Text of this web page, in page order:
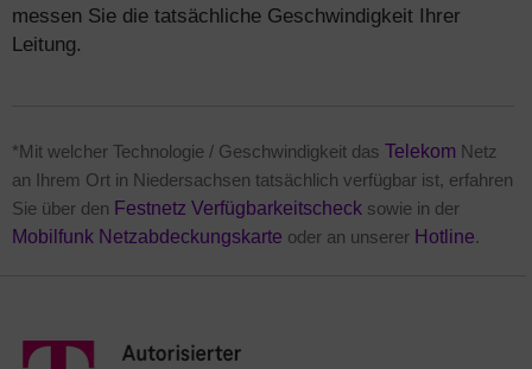
messen Sie die tatsächliche Geschwindigkeit Ihrer
Leitung.
*Mit welcher Technologie / Geschwindigkeit das Telekom Netz
an Ihrem Ort in Niedersachsen tatsächlich verfügbar ist, erfahren
Sie über den Festnetz Verfügbarkeitscheck sowie in der
Mobilfunk Netzabdeckungskarte oder an unserer Hotline.